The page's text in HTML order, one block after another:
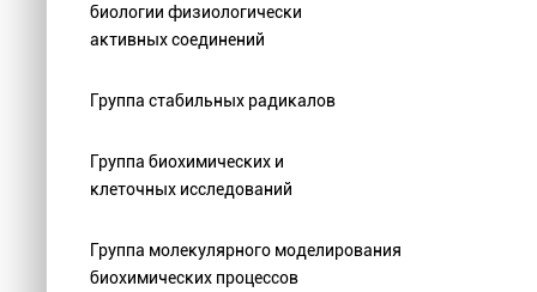
биологии физиологически
активных соединений
Группа стабильных радикалов
Группа биохимических и
клеточных исследований
Группа молекулярного моделирования
биохимических процессов